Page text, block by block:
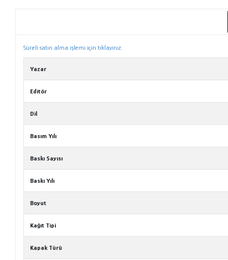
Süreli satın alma işlemi için tıklayınız.
Yazar
Editör
Dil
Basım Yılı
Baskı Sayısı
Baskı Yılı
Boyut
Kağıt Tipi
Kapak Türü